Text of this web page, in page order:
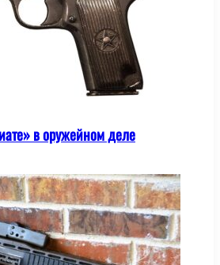
в оружейном деле